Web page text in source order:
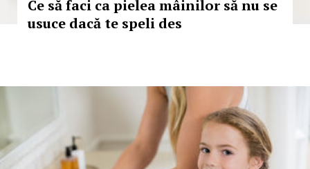
Ce să faci ca pielea mâinilor să nu se
usuce dacă te speli des